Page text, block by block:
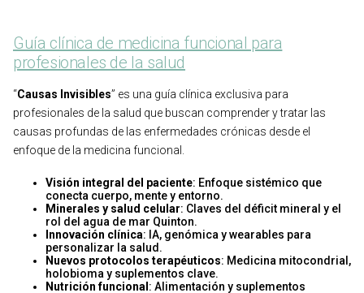
Guía clínica de medicina funcional para
profesionales de la salud
“Causas Invisibles” es una guía clínica exclusiva para
profesionales de la salud que buscan comprender y tratar las
causas profundas de las enfermedades crónicas desde el
enfoque de la medicina funcional.
Visión integral del paciente: Enfoque sistémico que
conecta cuerpo, mente y entorno.
Minerales y salud celular: Claves del déficit mineral y el
rol del agua de mar Quinton.
Innovación clínica: IA, genómica y wearables para
personalizar la salud.
Nuevos protocolos terapéuticos: Medicina mitocondrial,
holobioma y suplementos clave.
Nutrición funcional : Alimentación y suplementos